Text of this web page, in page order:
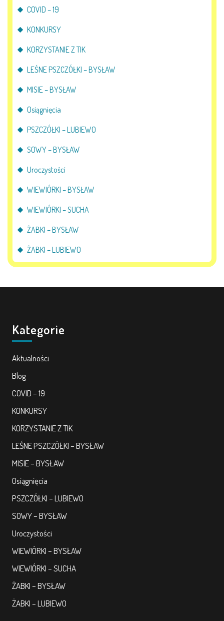
COVID – 19
KONKURSY
KORZYSTANIE Z TIK
LEŚNE PSZCZÓŁKI – BYSŁAW
MISIE – BYSŁAW
Osiągnięcia
PSZCZÓŁKI – LUBIEWO
SOWY – BYSŁAW
Uroczystości
WIEWIÓRKI – BYSŁAW
WIEWIÓRKI – SUCHA
ŻABKI – BYSŁAW
ŻABKI – LUBIEWO
Kategorie
Aktualności
Blog
COVID – 19
KONKURSY
KORZYSTANIE Z TIK
LEŚNE PSZCZÓŁKI – BYSŁAW
MISIE – BYSŁAW
Osiągnięcia
PSZCZÓŁKI – LUBIEWO
SOWY – BYSŁAW
Uroczystości
WIEWIÓRKI – BYSŁAW
WIEWIÓRKI – SUCHA
ŻABKI – BYSŁAW
ŻABKI – LUBIEWO